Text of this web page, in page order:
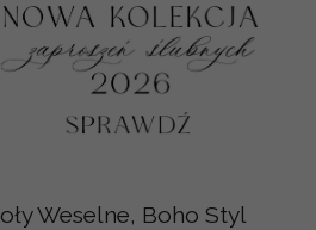
Weselne, Boho Styl